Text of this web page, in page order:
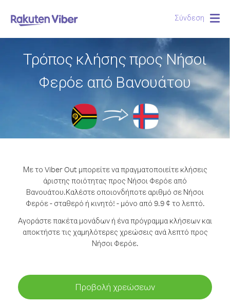
Σύνδεση
Τρόπος κλήσης προς Νήσοι
Φερόε από Βανουάτου
Με το Viber Out μπορείτε να πραγματοποιείτε κλήσεις
άριστης ποιότητας προς Νήσοι Φερόε από
Βανουάτου.Καλέστε οποιονδήποτε αριθμό σε Νήσοι
Φερόε - σταθερό ή κινητό! - μόνο από 9.9 ¢ το λεπτό.
Αγοράστε πακέτα μονάδων ή ένα πρόγραμμα κλήσεων και
αποκτήστε τις χαμηλότερες χρεώσεις ανά λεπτό προς
Νήσοι Φερόε.
Προβολή χρεώσεων